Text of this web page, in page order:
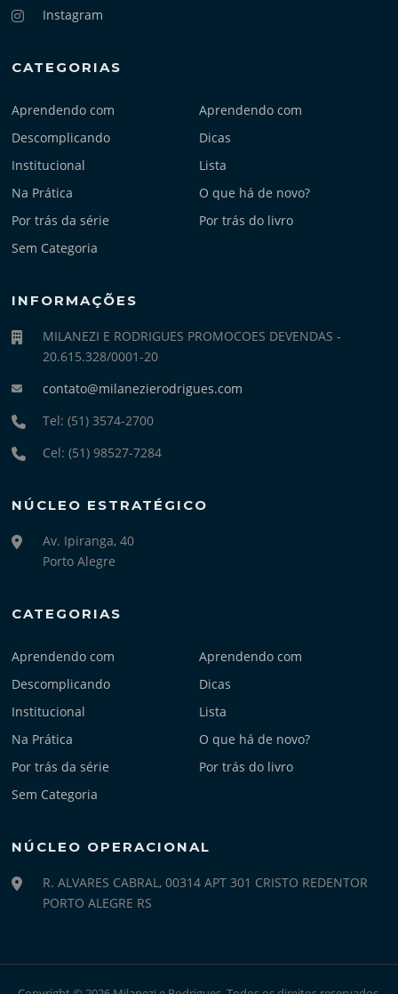
Instagram
CATEGORIAS
Aprendendo com
Aprendendo com
Descomplicando
Dicas
Institucional
Lista
Na Prática
O que há de novo?
Por trás da série
Por trás do livro
Sem Categoria
INFORMAÇÕES
MILANEZI E RODRIGUES PROMOCOES DEVENDAS -
20.615.328/0001-20
contato@milanezierodrigues.com
Tel: (51) 3574-2700
Cel: (51) 98527-7284
NÚCLEO ESTRATÉGICO
Av. Ipiranga, 40
Porto Alegre
CATEGORIAS
Aprendendo com
Aprendendo com
Descomplicando
Dicas
Institucional
Lista
Na Prática
O que há de novo?
Por trás da série
Por trás do livro
Sem Categoria
NÚCLEO OPERACIONAL
R. ALVARES CABRAL, 00314 APT 301 CRISTO REDENTOR
PORTO ALEGRE RS